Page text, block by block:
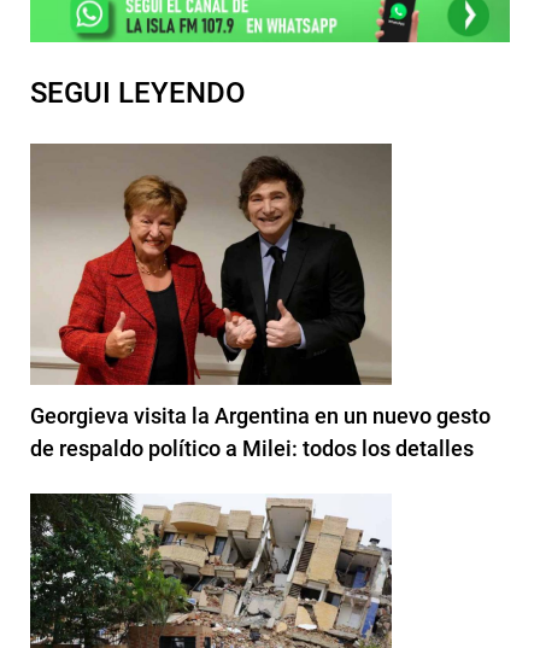
SEGUI LEYENDO
Georgieva visita la Argentina en un nuevo gesto
de respaldo político a Milei: todos los detalles